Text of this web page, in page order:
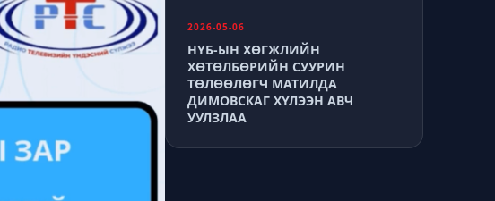
2026-05-06
НҮБ-ЫН ХӨГЖЛИЙН
ХӨТӨЛБӨРИЙН СУУРИН
ТӨЛӨӨЛӨГЧ МАТИЛДА
ДИМОВСКАГ ХҮЛЭЭН АВЧ
УУЛЗЛАА